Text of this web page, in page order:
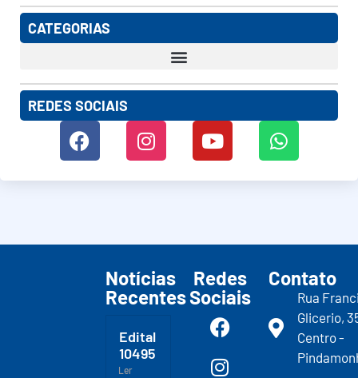
CATEGORIAS
REDES SOCIAIS
Notícias
Recentes
Edital
10495
Ler
Redes
Sociais
Contato
Rua
Glicerio,
Centro -